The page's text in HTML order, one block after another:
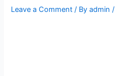
Leave a Comment / Byadmin/